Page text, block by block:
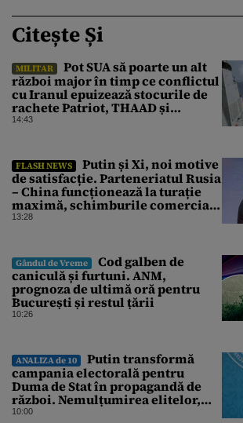
Citește Și
MILITAR
Pot SUA să poarte un alt
război major în timp ce conflictul
cu Iranul epuizează stocurile de
rachete Patriot, THAAD și
Tomahawk?
14:43
FLASH NEWS
Putin și Xi, noi motive
de satisfacție. Parteneriatul Rusia
– China funcționează la turație
maximă, schimburile comerciale
ating niveluri record
13:28
Gândul de Vreme
Cod galben de
caniculă și furtuni. ANM,
prognoza de ultimă oră pentru
București și restul țării
10:26
ANALIZA de 10
Putin transformă
campania electorală pentru
Duma de Stat în propagandă de
război. Nemulțumirea elitelor,
tratată cu indiferență la Kremlin
10:00